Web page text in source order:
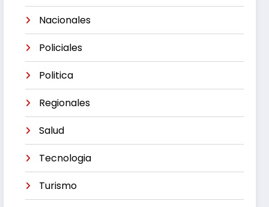
Nacionales
Policiales
Politica
Regionales
Salud
Tecnologia
Turismo